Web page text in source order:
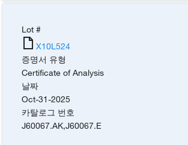
Lot #
X10L524
증명서 유형
Certificate of Analysis
날짜
Oct-31-2025
카탈로그 번호
J60067.AK,J60067.E